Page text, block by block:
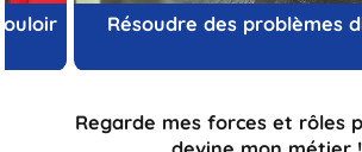
Résoudre des problèmes
Regarde mes forces et rôles